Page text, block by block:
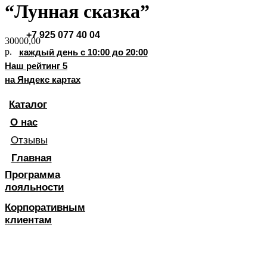
Позвоните мне!
+7 925 077 40 04
каждый день с 10:00 до 20:00
Наш рейтинг 5
на Яндекс картах
Каталог
О нас
Отзывы
Главная
Программа
лояльности
Корпоративным
клиентам
“Лунная сказка”
30000,00
р.